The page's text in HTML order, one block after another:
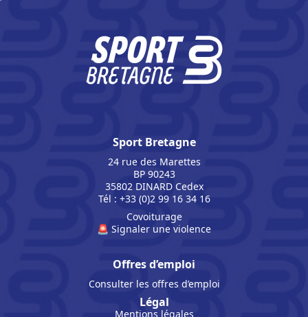
Sport Bretagne
24 rue des Marettes
BP 90243
35802 DINARD Cedex
Tél : +33 (0)2 99 16 34 16
Covoiturage
🚨 Signaler une violence
Offres d’emploi
Consulter les offres d’emploi
Légal
Mentions légales